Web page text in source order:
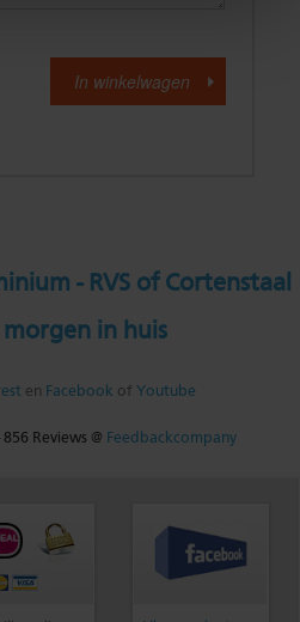
- RVS of Cortenstaal
morgen in huis
en Facebook of Youtube
856 Reviews @ Feedbackcompany